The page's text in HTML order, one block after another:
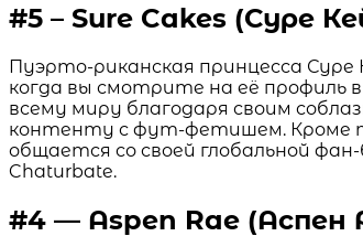
#5 – Sure Cakes (Суре
Пуэрто-риканская принцесса Суре
когда вы смотрите на её профиль
всему миру благодаря своим
контенту с фут-фетишем. Кроме
общается со своей глобальной
Chaturbate.
#4 — Aspen Rae (Аспен